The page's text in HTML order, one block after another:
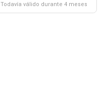
Todavía válido durante 4 meses